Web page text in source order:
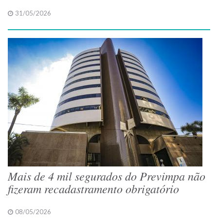
31/05/2026
Mais de 4 mil segurados do Previmpa não
fizeram recadastramento obrigatório
08/05/2026